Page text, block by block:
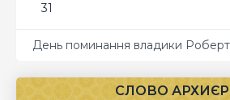
31
День поминання владики
СЛОВО